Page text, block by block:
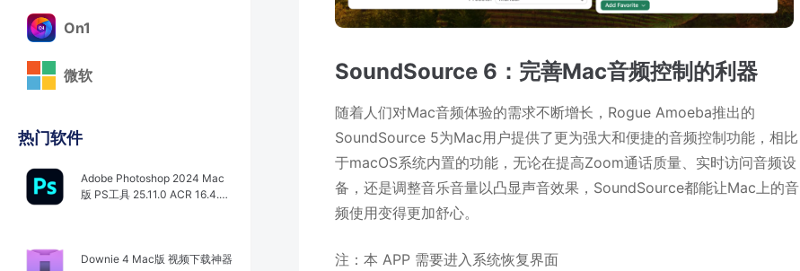
SoundSource 6：完善Mac音频控制的利器
随着人们对Mac音频体验的需求不断增长，Rogue Amoeba推出的
SoundSource 5为Mac用户提供了更为强大和便捷的音频控制功能，相比
于macOS系统内置的功能，无论在提高Zoom通话质量、实时访问音频设
备，还是调整音乐音量以凸显声音效果，SoundSource都能让Mac上的音
频使用变得更加舒心。
注：本 APP 需要进入系统恢复界面
On1
微软
热门软件
Adobe Photoshop 2024 Mac
版 PS工具 25.11.0 ACR 16.4.0.
Downie 4 Mac版 视频下载神器